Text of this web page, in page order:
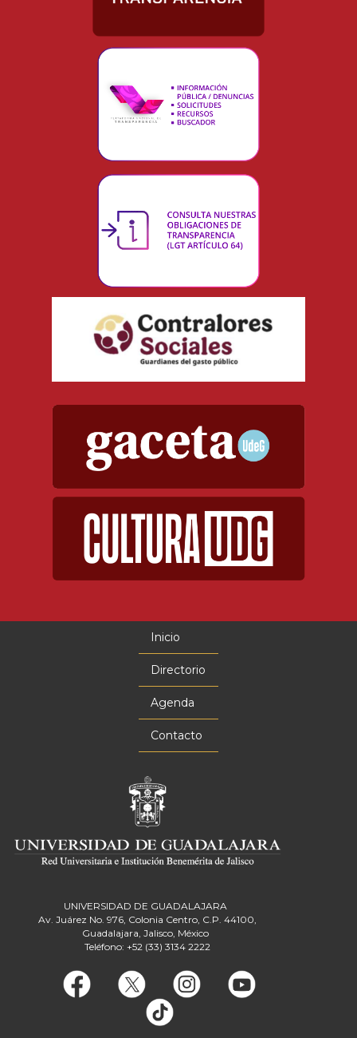
Inicio
Directorio
Agenda
Contacto
UNIVERSIDAD DE GUADALAJARA
Av. Juárez No. 976, Colonia Centro, C.P. 44100,
Guadalajara, Jalisco, México
Teléfono: +52 (33) 3134 2222